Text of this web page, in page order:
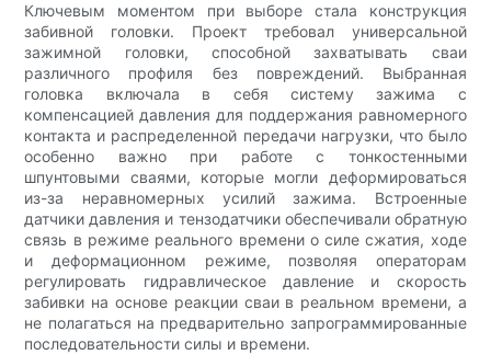
Ключевым моментом при выборе стала конструкция
забивной головки. Проект требовал универсальной
зажимной головки, способной захватывать сваи
различного профиля без повреждений. Выбранная
головка включала в себя систему зажима с
компенсацией давления для поддержания равномерного
контакта и распределенной передачи нагрузки, что было
особенно важно при работе с тонкостенными
шпунтовыми сваями, которые могли деформироваться
из-за неравномерных усилий зажима. Встроенные
датчики давления и тензодатчики обеспечивали обратную
связь в режиме реального времени о силе сжатия, ходе
и деформационном режиме, позволяя операторам
регулировать гидравлическое давление и скорость
забивки на основе реакции сваи в реальном времени, а
не полагаться на предварительно запрограммированные
последовательности силы и времени.